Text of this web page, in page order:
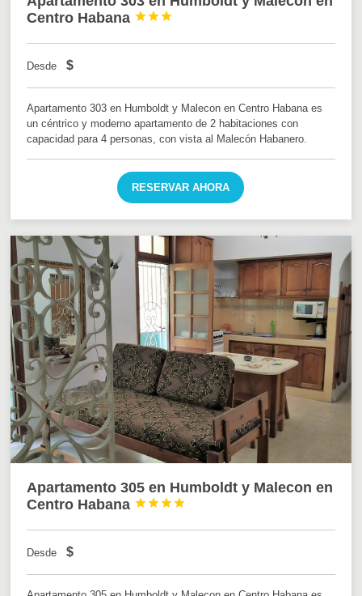
Centro Habana



Desde $
Apartamento 303 en Humboldt y Malecon en Centro Habana es
un céntrico y moderno apartamento de 2 habitaciones con
capacidad para 4 personas, con vista al Malecón Habanero.
RESERVAR AHORA
Apartamento 305 en Humboldt y Malecon en
Centro Habana




Desde $